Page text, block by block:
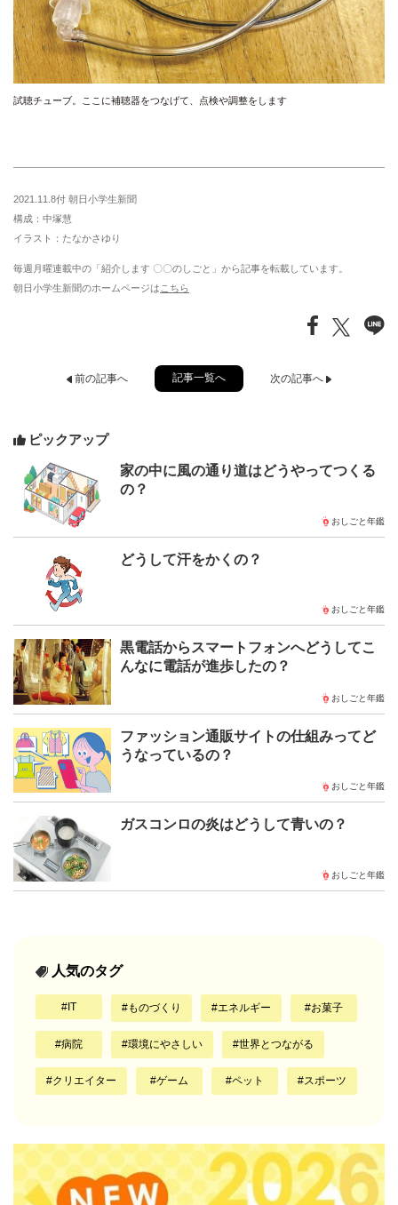
試聴チューブ。ここに補聴器をつなげて、点検や調整をします
2021.11.8付 朝日小学生新聞
構成：中塚慧
イラスト：たなかさゆり
毎週月曜連載中の「紹介します 〇〇のしごと」から記事を転載しています。
朝日小学生新聞のホームページは こちら
前の記事へ 記事一覧へ 次の記事へ
ピックアップ
家の中に風の通り道はどうやってつくる
の？
おしごと年鑑
どうして汗をかくの？
おしごと年鑑
黒電話からスマートフォンへどうしてこ
んなに電話が進歩したの？
おしごと年鑑
ファッション通販サイトの仕組みってど
うなっているの？
おしごと年鑑
ガスコンロの炎はどうして青いの？
おしごと年鑑
人気のタグ
IT ものづくり エネルギー お菓子
病院 環境にやさしい 世界とつながる
クリエイター ゲーム ペット スポーツ